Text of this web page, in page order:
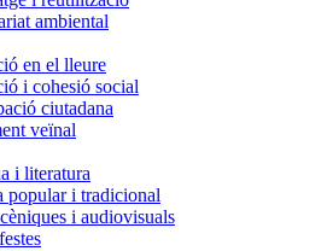
ambiental
en el lleure
i cohesió social
ciutadana
veïnal
i literatura
popular i tradicional
i audiovisuals